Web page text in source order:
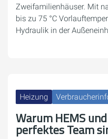
Zweifamilienhäuser. Mit
bis zu 75 °C
Hydraulik in der
Heizung
Warum HEMS
perfektes Team